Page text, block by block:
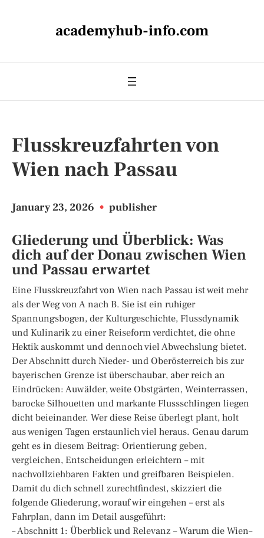
academyhub-info.com
Flusskreuzfahrten von
Wien nach Passau
January 23, 2026 • publisher
Gliederung und Überblick: Was
dich auf der Donau zwischen Wien
und Passau erwartet
Eine Flusskreuzfahrt von Wien nach Passau ist weit mehr
als der Weg von A nach B. Sie ist ein ruhiger
Spannungsbogen, der Kulturgeschichte, Flussdynamik
und Kulinarik zu einer Reiseform verdichtet, die ohne
Hektik auskommt und dennoch viel Abwechslung bietet.
Der Abschnitt durch Nieder- und Oberösterreich bis zur
bayerischen Grenze ist überschaubar, aber reich an
Eindrücken: Auwälder, weite Obstgärten, Weinterrassen,
barocke Silhouetten und markante Flussschlingen liegen
dicht beieinander. Wer diese Reise überlegt plant, holt
aus wenigen Tagen erstaunlich viel heraus. Genau darum
geht es in diesem Beitrag: Orientierung geben,
vergleichen, Entscheidungen erleichtern – mit
nachvollziehbaren Fakten und greifbaren Beispielen.
Damit du dich schnell zurechtfindest, skizziert die
folgende Gliederung, worauf wir eingehen – erst als
Fahrplan, dann im Detail ausgeführt:
– Abschnitt 1: Überblick und Relevanz – Warum die Wien–